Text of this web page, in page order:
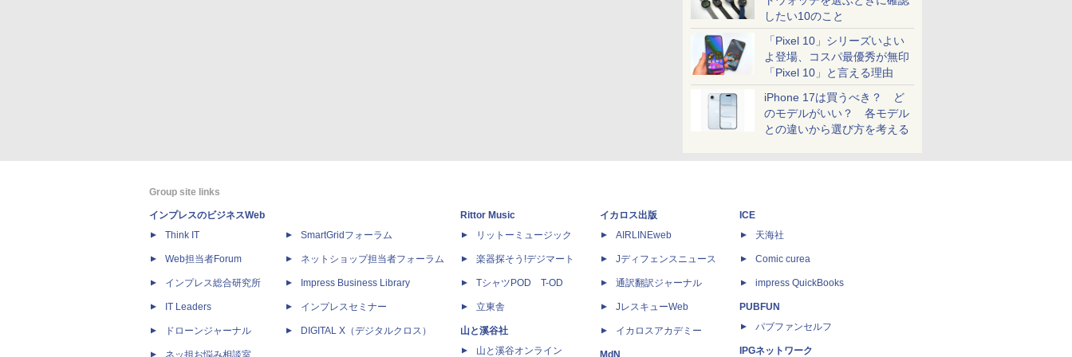
したい10のこと
「Pixel 10」シリーズいよい
よ登場、コスパ最優秀が無印
「Pixel 10」と言える理由
iPhone 17は買うべき？ ど
のモデルがいい？ 各モデル
との違いから選び方を考える
Group site links
インプレスのビジネスWeb
Think IT
Web担当者Forum
インプレス総合研究所
IT Leaders
ドローンジャーナル
ネッ担お悩み相談室
SmartGridフォーラム
ネットショップ担当者フォーラム
Impress Business Library
インプレスセミナー
DIGITAL X（デジタルクロス）
Rittor Music
リットーミュージック
楽器探そう!デジマート
TシャツPOD T-OD
立東舎
山と溪谷社
山と溪谷オンライン
イカロス出版
AIRLINEweb
Jディフェンスニュース
通訳翻訳ジャーナル
JレスキューWeb
イカロスアカデミー
MdN
ICE
天海社
Comic curea
impress QuickBooks
PUBFUN
パブファンセルフ
IPGネットワーク